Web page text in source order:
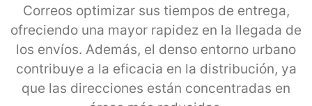
Correos optimizar sus tiempos de entrega,
ofreciendo una mayor rapidez en la llegada de
los envíos. Además, el denso entorno urbano
contribuye a la eficacia en la distribución, ya
que las direcciones están concentradas en